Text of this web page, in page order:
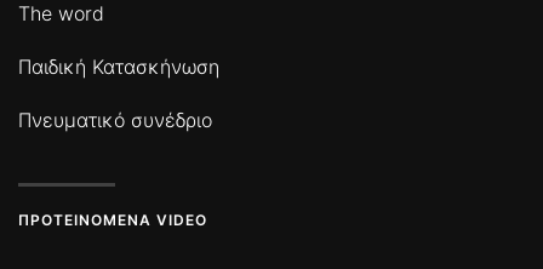
The word
Παιδική Κατασκήνωση
Πνευματικό συνέδριο
ΠΡΟΤΕΙΝΌΜΕΝΑ VIDEO